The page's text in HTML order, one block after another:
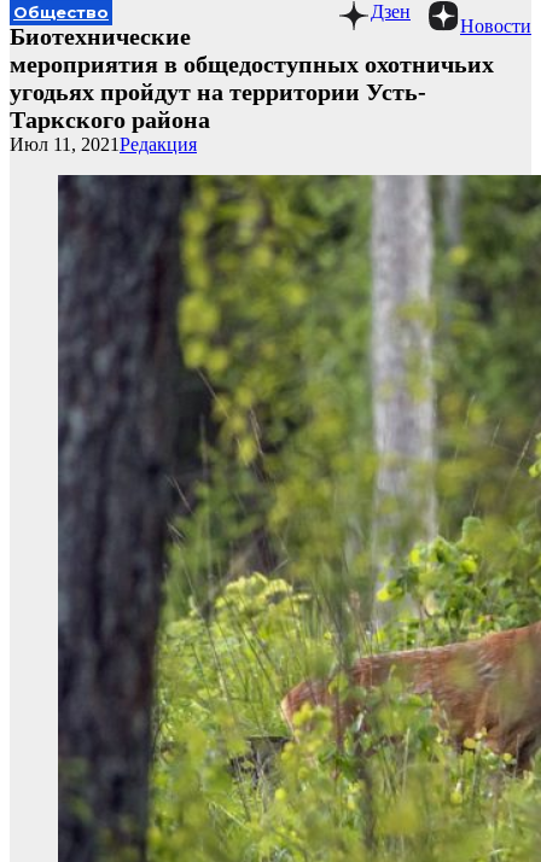
Новости
Дзен
Общество
Биотехнические
мероприятия в общедоступных охотничьих
угодьях пройдут на территории Усть-
Таркского района
Редакция
Июл 11, 2021